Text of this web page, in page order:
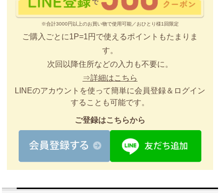
※合計3000円以上のお買い物で使用可能／おひとり様1回限定
ご購入ごとに1P=1円で使えるポイントもたまりま
す。
次回以降住所などの入力も不要に。
⇒詳細はこちら
LINEのアカウントを使って簡単に会員登録＆ログイン
することも可能です。
ご登録はこちらから